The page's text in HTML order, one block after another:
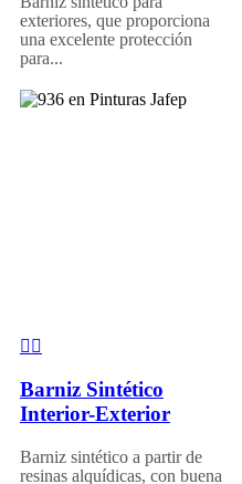
exteriores, que proporciona
una excelente protección
para...
Barniz Sintético
Interior-Exterior
Barniz sintético a partir de
resinas alquídicas, con buena